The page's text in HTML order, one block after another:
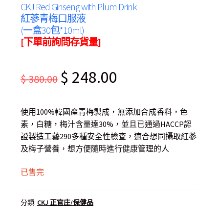
CKJ Red Ginseng with Plum Drink
紅蔘青梅口服液
(一盒30包*10ml)
[下單前詢問存貨量]
$380.00 Original
was:
$ 380.00.
$ 248.00
is:
$ 248.00.
使用100%韓國產青梅製成，無添加合成香料，色
素，白糖，梅汁含量達30%，並且已通過HACCP認
證製造工藝290多種安全性檢查，適合想同攝取紅蔘
及梅子營養，想方便隨時進行健康管理的人
已售完
分類: CKJ 正官庄/保健品